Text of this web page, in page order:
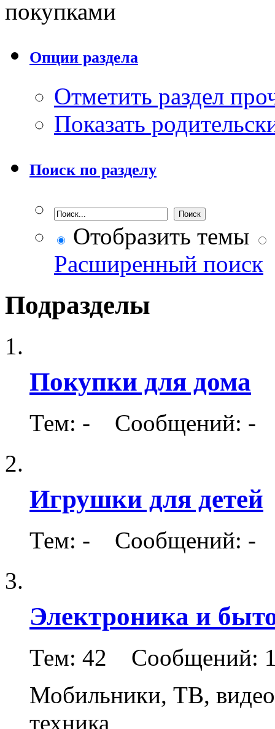
покупками
Опции раздела
Отметить раздел
Показать
Поиск по разделу
Отобразить темы
Расширенный поиск
Подразделы
Покупки для дома
Тем: - Сообщений: -
Игрушки для детей
Тем: - Сообщений: -
Электроника и
Тем: 42 Сообщений:
Мобильники, ТВ,
техника